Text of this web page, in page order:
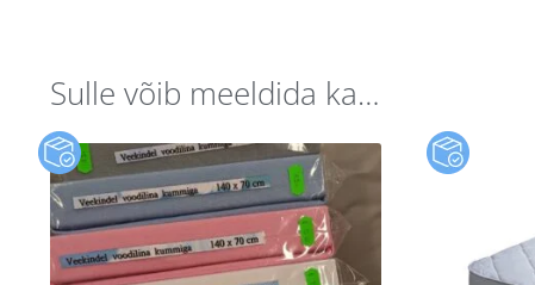
Sulle võib meeldida ka…